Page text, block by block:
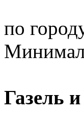
по
Газель